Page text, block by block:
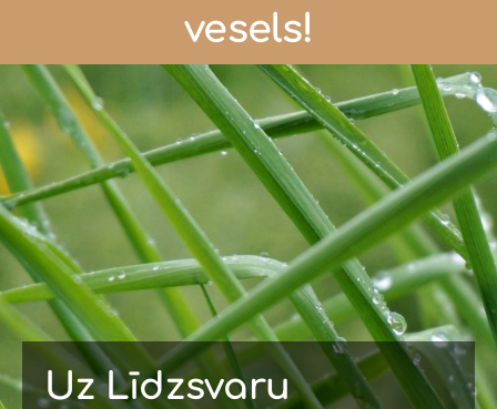
vesels!
Uz Līdzsvaru